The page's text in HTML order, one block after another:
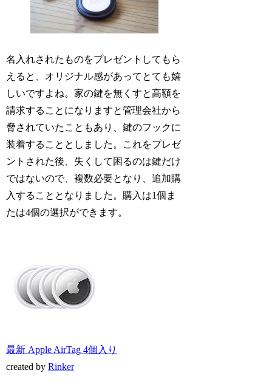
名入れされたものをプレゼントしてもら
えると、オリジナル感があってとても嬉
しいですよね。家の鍵を無くすと高額を
請求することになりますと管理会社から
脅されていたこともあり、鍵のフックに
装着することとしました。これをプレゼ
ントされた後、失くして困るのは鍵だけ
ではないので、複数必要となり、追加購
入することとなりました。購入は1個ま
たは4個の選択ができます。
最新 Apple AirTag 4個入り
created byRinker